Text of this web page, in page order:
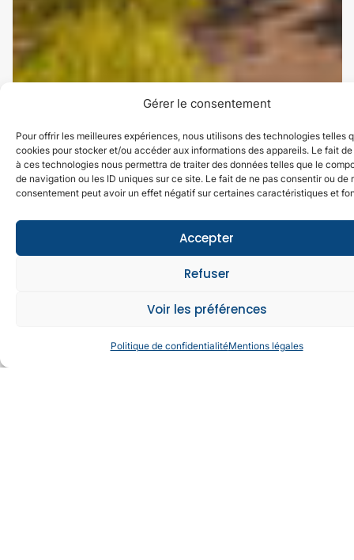
Gérer le consentement
Pour offrir les meilleures expériences, nous utilisons des technologies telles
cookies pour stocker et/ou accéder aux informations des appareils. Le fait
à ces technologies nous permettra de traiter des données telles que le
de navigation ou les ID uniques sur ce site. Le fait de ne pas consentir ou de
consentement peut avoir un effet négatif sur certaines caractéristiques et
Accepter
Refuser
Voir les préférences
Politique de confidentialitéMentions légales